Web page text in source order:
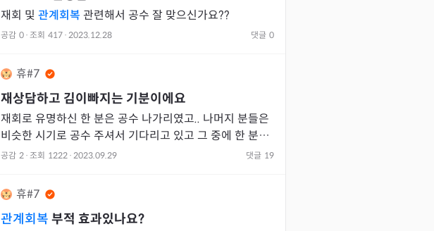
재회 및 관계회복 관련해서 공수 잘 맞으신가요??
공감 0 · 조회 417 · 2023.12.28 댓글 0
휴#7
재상담하고 김이빠지는 기분이에요
재회로 유명하신 한 분은 공수 나가리였고.. 나머지 분들은
비슷한 시기로 공수 주셔서 기다리고 있고 그 중에 한 분은
아직 공수 날짜가 안왔지만 초기도 효과를 봐서 이 분께만
공감 2 · 조회 1222 · 2023.09.29 댓글 19
휴#7
관계회복 부적 효과있나요?